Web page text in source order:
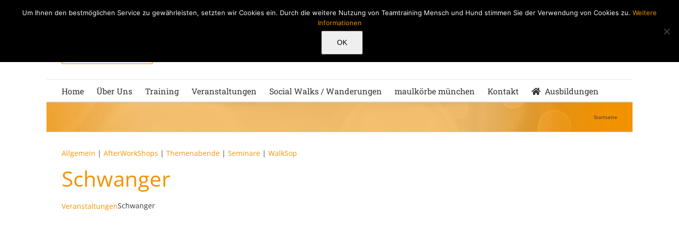
Home Über Uns Training Veranstaltungen Social Walks / Wanderungen maulkörbe münchen Kontakt Ausbildungen
Startseite
Allgemein | AfterWorkShops | Themenabende | Seminare | WalkSop
Schwanger
VeranstaltungenSchwanger
Um Ihnen den bestmöglichen Service zu gewährleisten, setzten wir Cookies ein. Durch die weitere Nutzung von Teamtraining Mensch und Hund stimmen Sie der Verwendung von Cookies zu. Weitere
Informationen
OK